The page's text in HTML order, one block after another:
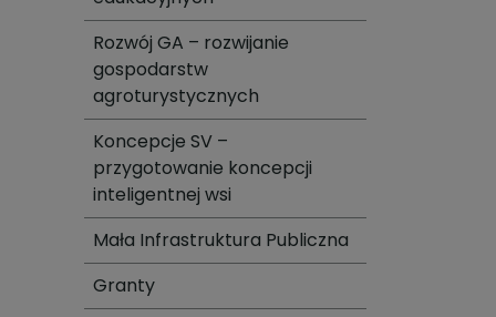
Rozwój GA – rozwijanie
gospodarstw
agroturystycznych
Koncepcje SV –
przygotowanie koncepcji
inteligentnej wsi
Mała Infrastruktura Publiczna
Granty